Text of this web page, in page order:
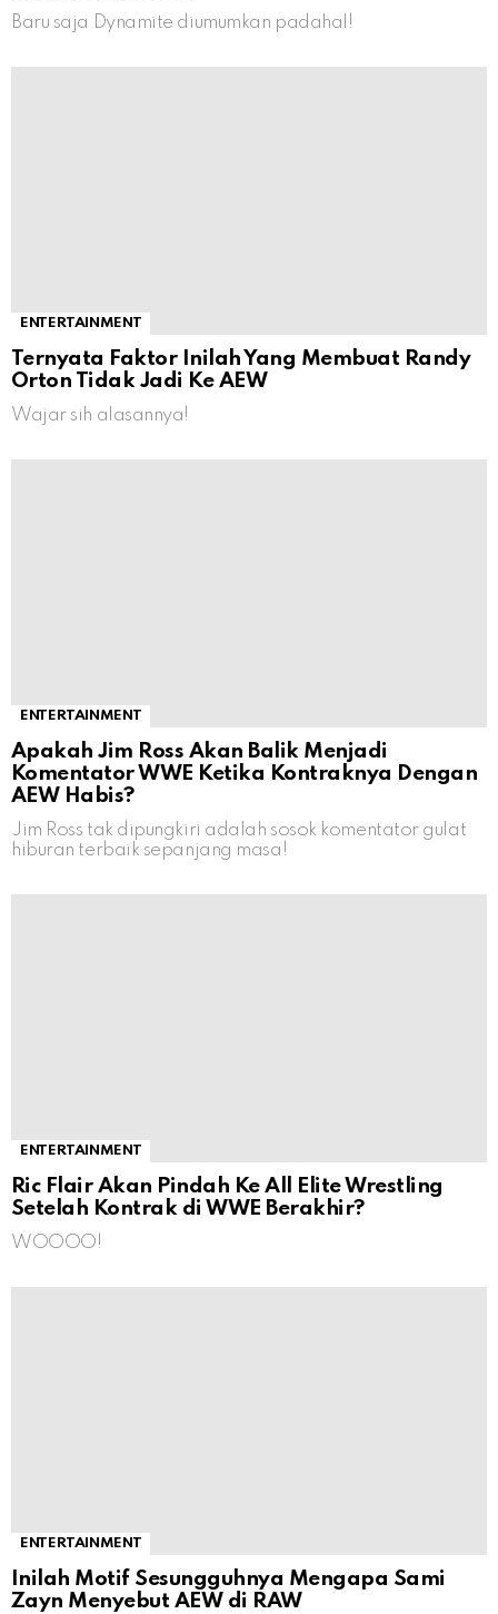
Baru saja Dynamite diumumkan padahal!
ENTERTAINMENT
Ternyata Faktor Inilah Yang Membuat Randy
Orton Tidak Jadi Ke AEW
Wajar sih alasannya!
ENTERTAINMENT
Apakah Jim Ross Akan Balik Menjadi
Komentator WWE Ketika Kontraknya Dengan
AEW Habis?
Jim Ross tak dipungkiri adalah sosok komentator gulat
hiburan terbaik sepanjang masa!
ENTERTAINMENT
Ric Flair Akan Pindah Ke All Elite Wrestling
Setelah Kontrak di WWE Berakhir?
WOOOO!
ENTERTAINMENT
Inilah Motif Sesungguhnya Mengapa Sami
Zayn Menyebut AEW di RAW